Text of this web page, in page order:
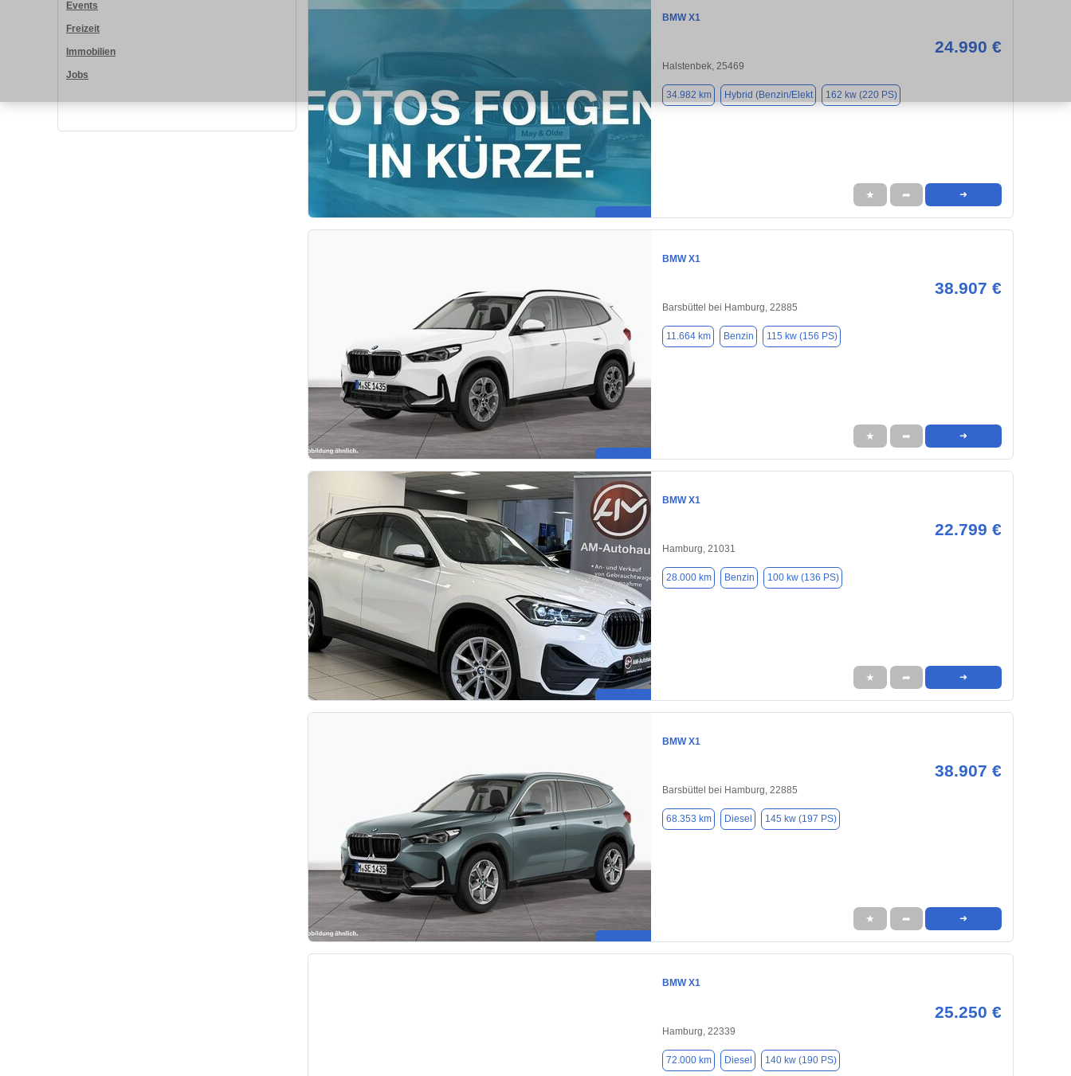
Events
Freizeit
Immobilien
Jobs
BMW X1
24.990 €
Halstenbek, 25469
34.982 km Hybrid (Benzin/Elekt 162 kw (220 PS)
★ ➦ ➜
BMW X1
38.907 €
Barsbüttel bei Hamburg, 22885
11.664 km Benzin 115 kw (156 PS)
★ ➦ ➜
BMW X1
22.799 €
Hamburg, 21031
28.000 km Benzin 100 kw (136 PS)
★ ➦ ➜
BMW X1
38.907 €
Barsbüttel bei Hamburg, 22885
68.353 km Diesel 145 kw (197 PS)
★ ➦ ➜
BMW X1
25.250 €
Hamburg, 22339
72.000 km Diesel 140 kw (190 PS)